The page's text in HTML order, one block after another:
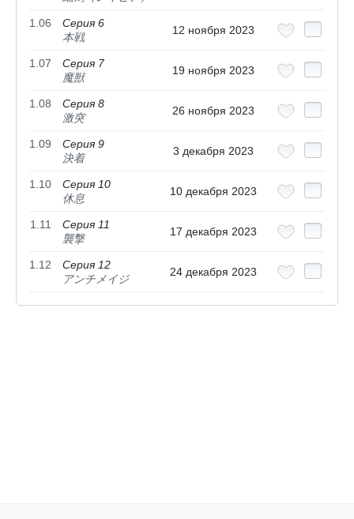
1.06
Серия 6
本戦
12 ноября 2023
1.07
Серия 7
魔獣
19 ноября 2023
1.08
Серия 8
激突
26 ноября 2023
1.09
Серия 9
決着
3 декабря 2023
1.10
Серия 10
休息
10 декабря 2023
1.11
Серия 11
襲撃
17 декабря 2023
1.12
Серия 12
アンチメイジ
24 декабря 2023